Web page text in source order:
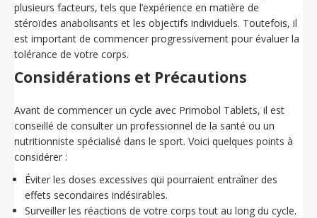
plusieurs facteurs, tels que l’expérience en matière de
stéroïdes anabolisants et les objectifs individuels. Toutefois, il
est important de commencer progressivement pour évaluer la
tolérance de votre corps.
Considérations et Précautions
Avant de commencer un cycle avec Primobol Tablets, il est
conseillé de consulter un professionnel de la santé ou un
nutritionniste spécialisé dans le sport. Voici quelques points à
considérer :
Éviter les doses excessives qui pourraient entraîner des
effets secondaires indésirables.
Surveiller les réactions de votre corps tout au long du cycle.